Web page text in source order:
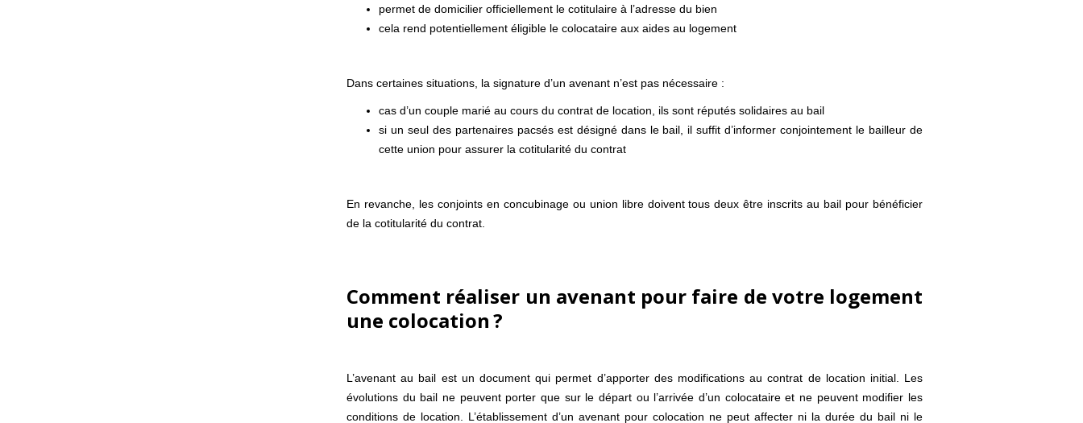
permet de domicilier officiellement le cotitulaire à l’adresse du bien
cela rend potentiellement éligible le colocataire aux aides au logement
Dans certaines situations, la signature d’un avenant n’est pas nécessaire :
cas d’un couple marié au cours du contrat de location, ils sont réputés solidaires au bail
si un seul des partenaires pacsés est désigné dans le bail, il suffit d’informer conjointement le bailleur de
cette union pour assurer la cotitularité du contrat
En revanche, les conjoints en concubinage ou union libre doivent tous deux être inscrits au bail pour bénéficier
de la cotitularité du contrat.
Comment réaliser un avenant pour faire de votre logement
une colocation ?
L’avenant au bail est un document qui permet d’apporter des modifications au contrat de location initial. Les
évolutions du bail ne peuvent porter que sur le départ ou l’arrivée d’un colocataire et ne peuvent modifier les
conditions de location. L’établissement d’un avenant pour colocation ne peut affecter ni la durée du bail ni le